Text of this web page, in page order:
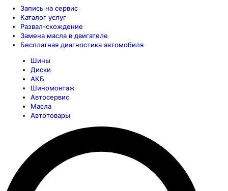
Запись на сервис
Каталог услуг
Развал-схождение
Замена масла в двигателе
Бесплатная диагностика автомобиля
Шины
Диски
АКБ
Шиномонтаж
Автосервис
Масла
Автотовары